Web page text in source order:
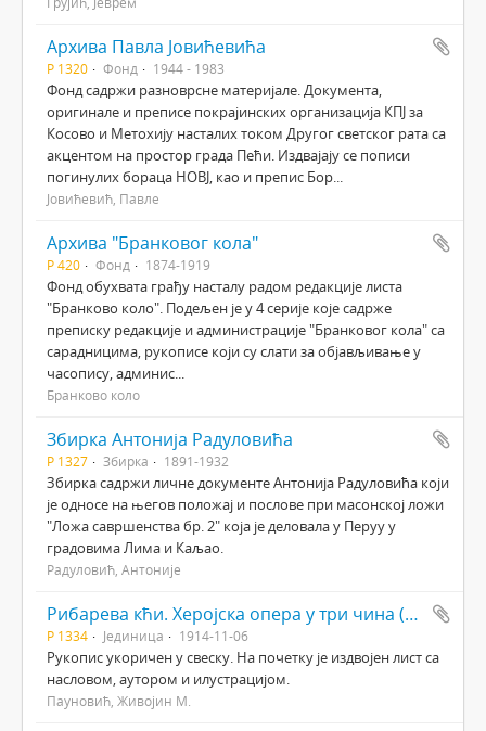
Архива Павла Јовићевића
Р 1320 Фонд 1944 - 1983
Фонд садржи разноврсне материјале. Документа,
оригинале и преписе покрајинских организација КПЈ за
Косово и Метохију насталих током Другог светског рата са
акцентом на простор града Пећи. Издвајају се пописи
погинулих бораца НОВЈ, као и препис Бор...
Јовићевић, Павле
Архива "Бранковог кола"
Р 420 Фонд 1874-1919
Фонд обухвата грађу насталу радом редакције листа
"Бранково коло". Подељен је у 4 серије које садрже
преписку редакције и администрације "Бранковог кола" са
сарадницима, рукописе који су слати за објављивање у
часопису, админис...
Бранково коло
Збирка Антонија Радуловића
Р 1327 Збирка 1891-1932
Збирка садржи личне документе Антонија Радуловића који
је односе на његов положај и послове при масонској ложи
"Ложа савршенства бр. 2" која је деловала у Перуу у
градовима Лима и Каљао.
Радуловић, Антоније
Рибарева кћи. Херојска опера у три чина (пет слика)
Р 1334 Јединица 1914-11-06
Рукопис укоричен у свеску. На почетку је издвојен лист са
насловом, аутором и илустрацијом.
Пауновић, Живојин М.